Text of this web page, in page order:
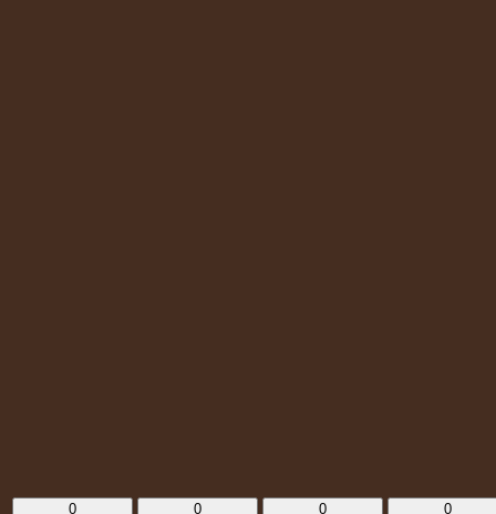
0
0
0
0